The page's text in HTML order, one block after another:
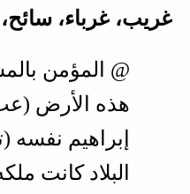
غريب، غرباء،
@ المؤمن
هذه الأرض (عب
إبراهيم نفسه (
البلاد كانت